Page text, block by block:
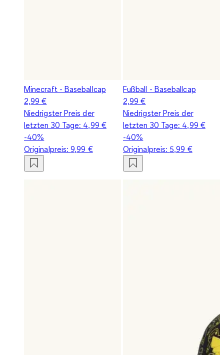
Minecraft - Baseballcap
2,99 €
Niedrigster Preis der
letzten 30 Tage: 4,99 €
-40%
Originalpreis:9,99 €
Fußball - Baseballcap
2,99 €
Niedrigster Preis der
letzten 30 Tage: 4,99 €
-40%
Originalpreis: 5,99 €